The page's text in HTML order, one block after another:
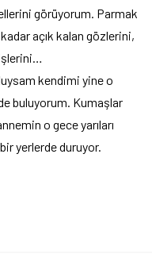
görüyorum. Parmak
açık kalan gözlerini,
kendimi yine o
buluyorum. Kumaşlar
o gece yarıları
yerlerde duruyor.